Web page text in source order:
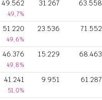
49.562
49,7%
31.267 63.558
51.220
49,6%
23.536 71.552
46.376
49,8%
15.229 68.463
41.241
51,0%
9.951 61.287